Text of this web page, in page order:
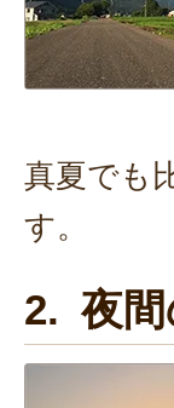
真夏でも
す。
2. 夜間